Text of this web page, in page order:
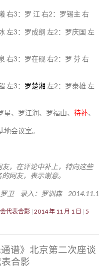
右3：罗 江 右2：罗锡主 右
左3：罗成纲 左2：罗庆国 左
右3：罗在砚 右2：罗 芬 右
左3： 罗楚湘 左2：罗泰雄 左
星、罗江润、罗福山、 待补、
会议室。
友，在评论中补上，特向这些
网友，表示谢意。
罗卫 录入：罗训森 2014.11.1
代表合影 2014 年 11 月 1 日
5
谱》北京第二次座谈
合影